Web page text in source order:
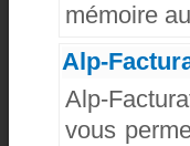
mémoire
Alp-
Alp-
vous